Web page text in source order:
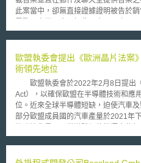
此案當中，卻無直接證據證明被告於銷售音
交換音樂而不會受到處罰。西班牙唱
也會因不同國家而有極大的差異。然
高的刑罰。就同為歐盟成員的芬蘭而
影、音樂遊戲及軟體而被處以
用途而下載音樂之行為，據其司法院
歐盟執委會提出《歐洲晶片法案
術領先地位
歐盟執委會於2022年2月8日提出
Act），以確保歐盟在半導體技術和應
位。近來全球半導體短缺，迫使汽車
部分歐盟成員國的汽車產量於2021年
案》將動員公共及私人投資歐洲半導
盟實現2030年將現行晶片市場占比提